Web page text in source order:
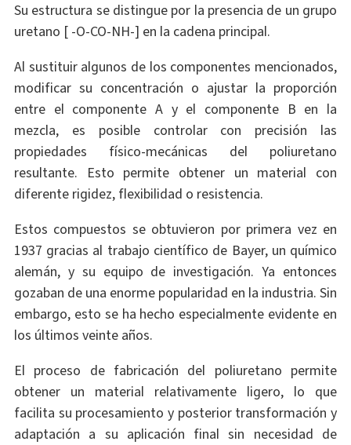
Su estructura se distingue por la presencia de un grupo
uretano [ -O-CO-NH-] en la cadena principal.
Al sustituir algunos de los componentes mencionados,
modificar su concentración o ajustar la proporción
entre el componente A y el componente B en la
mezcla, es posible controlar con precisión las
propiedades físico-mecánicas del poliuretano
resultante. Esto permite obtener un material con
diferente rigidez, flexibilidad o resistencia.
Estos compuestos se obtuvieron por primera vez en
1937 gracias al trabajo científico de Bayer, un químico
alemán, y su equipo de investigación. Ya entonces
gozaban de una enorme popularidad en la industria. Sin
embargo, esto se ha hecho especialmente evidente en
los últimos veinte años.
El proceso de fabricación del poliuretano permite
obtener un material relativamente ligero, lo que
facilita su procesamiento y posterior transformación y
adaptación a su aplicación final sin necesidad de